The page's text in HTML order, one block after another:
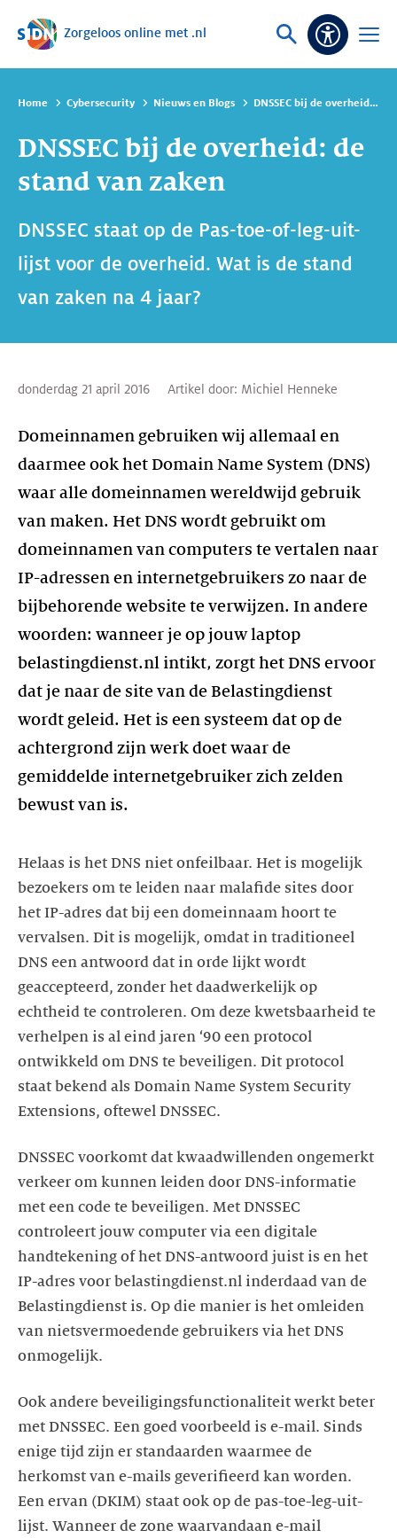
Sla navigatie over
Zorgeloos online met .nl
Vraag
Open
Home Cybersecurity Nieuws en Blogs DNSSEC bij de overheid: de stand van zaken
DNSSEC bij de overheid: de
stand van zaken
DNSSEC staat op de Pas-toe-of-leg-uit-
lijst voor de overheid. Wat is de stand
van zaken na 4 jaar?
donderdag 21 april 2016 Artikel door: Michiel Henneke
Domeinnamen gebruiken wij allemaal en
daarmee ook het Domain Name System (DNS)
waar alle domeinnamen wereldwijd gebruik
van maken. Het DNS wordt gebruikt om
domeinnamen van computers te vertalen naar
IP-adressen en internetgebruikers zo naar de
bijbehorende website te verwijzen. In andere
woorden: wanneer je op jouw laptop
belastingdienst.nl intikt, zorgt het DNS ervoor
dat je naar de site van de Belastingdienst
wordt geleid. Het is een systeem dat op de
achtergrond zijn werk doet waar de
gemiddelde internetgebruiker zich zelden
bewust van is.
Helaas is het DNS niet onfeilbaar. Het is mogelijk
bezoekers om te leiden naar malafide sites door
het IP-adres dat bij een domeinnaam hoort te
vervalsen. Dit is mogelijk, omdat in traditioneel
DNS een antwoord dat in orde lijkt wordt
geaccepteerd, zonder het daadwerkelijk op
echtheid te controleren. Om deze kwetsbaarheid te
verhelpen is al eind jaren ‘90 een protocol
ontwikkeld om DNS te beveiligen. Dit protocol
staat bekend als Domain Name System Security
Extensions, oftewel DNSSEC.
DNSSEC voorkomt dat kwaadwillenden ongemerkt
verkeer om kunnen leiden door DNS-informatie
met een code te beveiligen. Met DNSSEC
controleert jouw computer via een digitale
handtekening of het DNS-antwoord juist is en het
IP-adres voor belastingdienst.nl inderdaad van de
Belastingdienst is. Op die manier is het omleiden
van nietsvermoedende gebruikers via het DNS
onmogelijk.
Ook andere beveiligingsfunctionaliteit werkt beter
met DNSSEC. Een goed voorbeeld is e-mail. Sinds
enige tijd zijn er standaarden waarmee de
herkomst van e-mails geverifieerd kan worden.
Een ervan (DKIM) staat ook op de pas-toe-leg-uit-
lijst. Wanneer de zone waarvandaan e-mail